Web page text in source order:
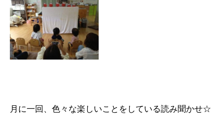
月に一回、色々な楽しいことをしている読み聞かせ☆